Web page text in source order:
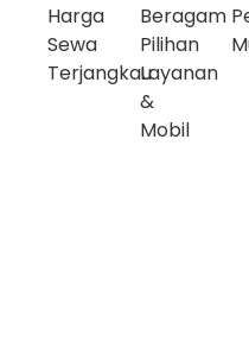
Harga
Sewa
Terjangkau
Beragam
Pilihan
Layanan
&
Mobil